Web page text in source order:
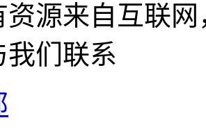
资源来自互联
们联系